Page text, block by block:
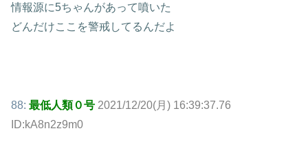
情報源に5ちゃんがあって噴いた
どんだけここを警戒してるんだよ
88: 最低人類０号 2021/12/20(月) 16:39:37.76
ID:kA8n2z9m0